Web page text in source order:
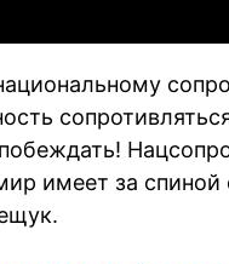
имеет за